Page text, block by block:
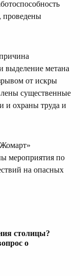
проведены
выделение метана
от искры
существенные
и охраны труда и
мероприятия по
на опасных
столицы?
о